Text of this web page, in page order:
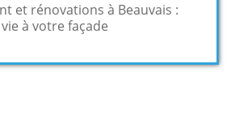
et rénovations à Beauvais :
à votre façade